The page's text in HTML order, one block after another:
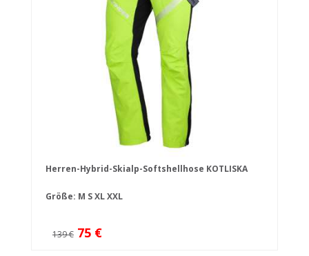
Herren-Hybrid-Skialp-Softshellhose KOTLISKA
Größe: M SXLXXL
139 € 75 €